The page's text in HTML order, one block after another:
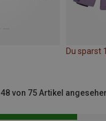
Du sparst
48 von 75 Artikel